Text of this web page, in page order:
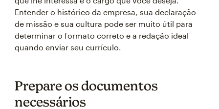
Entender o histórico da empresa, sua declaração
de missão e sua cultura pode ser muito útil para
determinar o formato correto e a redação ideal
quando enviar seu currículo.
Prepare os documentos
necessários